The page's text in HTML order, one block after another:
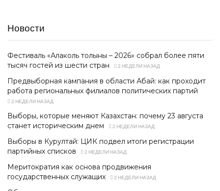
Новости
Фестиваль «Алаколь толқыны – 2026» собрал более пяти
тысяч гостей из шести стран
2 НЕДЕЛИ НАЗАД
Предвыборная кампания в области Абай: как проходит
работа региональных филиалов политических партий
2 НЕДЕЛИ НАЗАД
Выборы, которые меняют Казахстан: почему 23 августа
станет историческим днем
2 НЕДЕЛИ НАЗАД
Выборы в Курултай: ЦИК подвел итоги регистрации
партийных списков
2 НЕДЕЛИ НАЗАД
Меритократия как основа продвижения
государственных служащих
2 НЕДЕЛИ НАЗАД